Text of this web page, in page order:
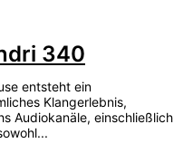
340
entsteht ein
Klangerlebnis,
Audiokanäle, einschließlich